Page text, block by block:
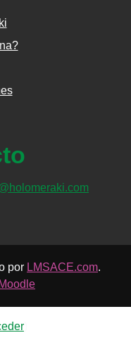
por LMSACE.com.
Moodle